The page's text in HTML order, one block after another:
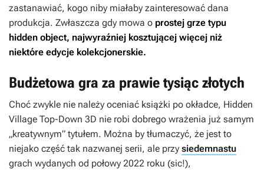
zastanawiać, kogo niby miałaby zainteresować dana
produkcja. Zwłaszcza gdy mowa o prostej grze typu
hidden object, najwyraźniej kosztującej więcej niż
niektóre edycje kolekcjonerskie.
Budżetowa gra za prawie tysiąc złotych
Choć zwykle nie należy oceniać książki po okładce, Hidden
Village Top-Down 3D nie robi dobrego wrażenia już samym
„kreatywnym” tytułem. Można by tłumaczyć, że jest to
niejako część tak nazwanej serii, ale przy siedemnastu
grach wydanych od połowy 2022 roku (sic!),